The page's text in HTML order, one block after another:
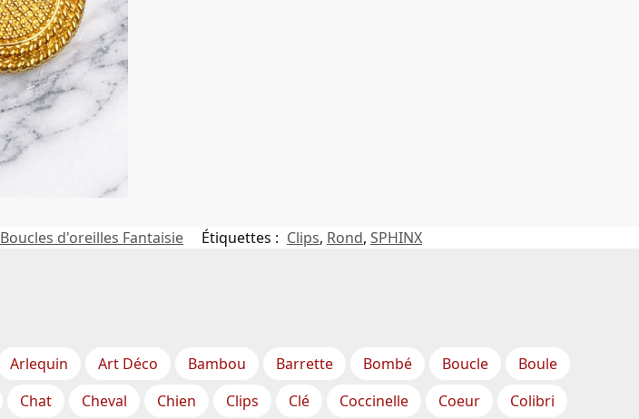
Boucles d'oreilles Fantaisie Étiquettes : Clips, Rond, SPHINX
Arlequin Art Déco Bambou Barrette Bombé Boucle
Boule
Chat Cheval Chien Clips Clé Coccinelle Coeur Colibri